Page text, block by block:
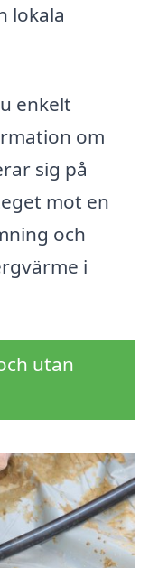
lokala
enkelt
om
sig på
mot en
och
i
utan